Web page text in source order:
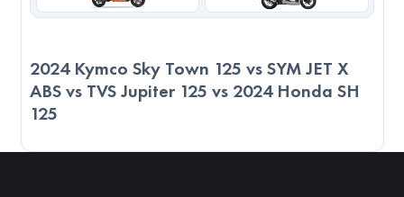
2024 Kymco Sky Town 125 vs SYM JET X
ABS vs TVS Jupiter 125 vs 2024 Honda SH
125